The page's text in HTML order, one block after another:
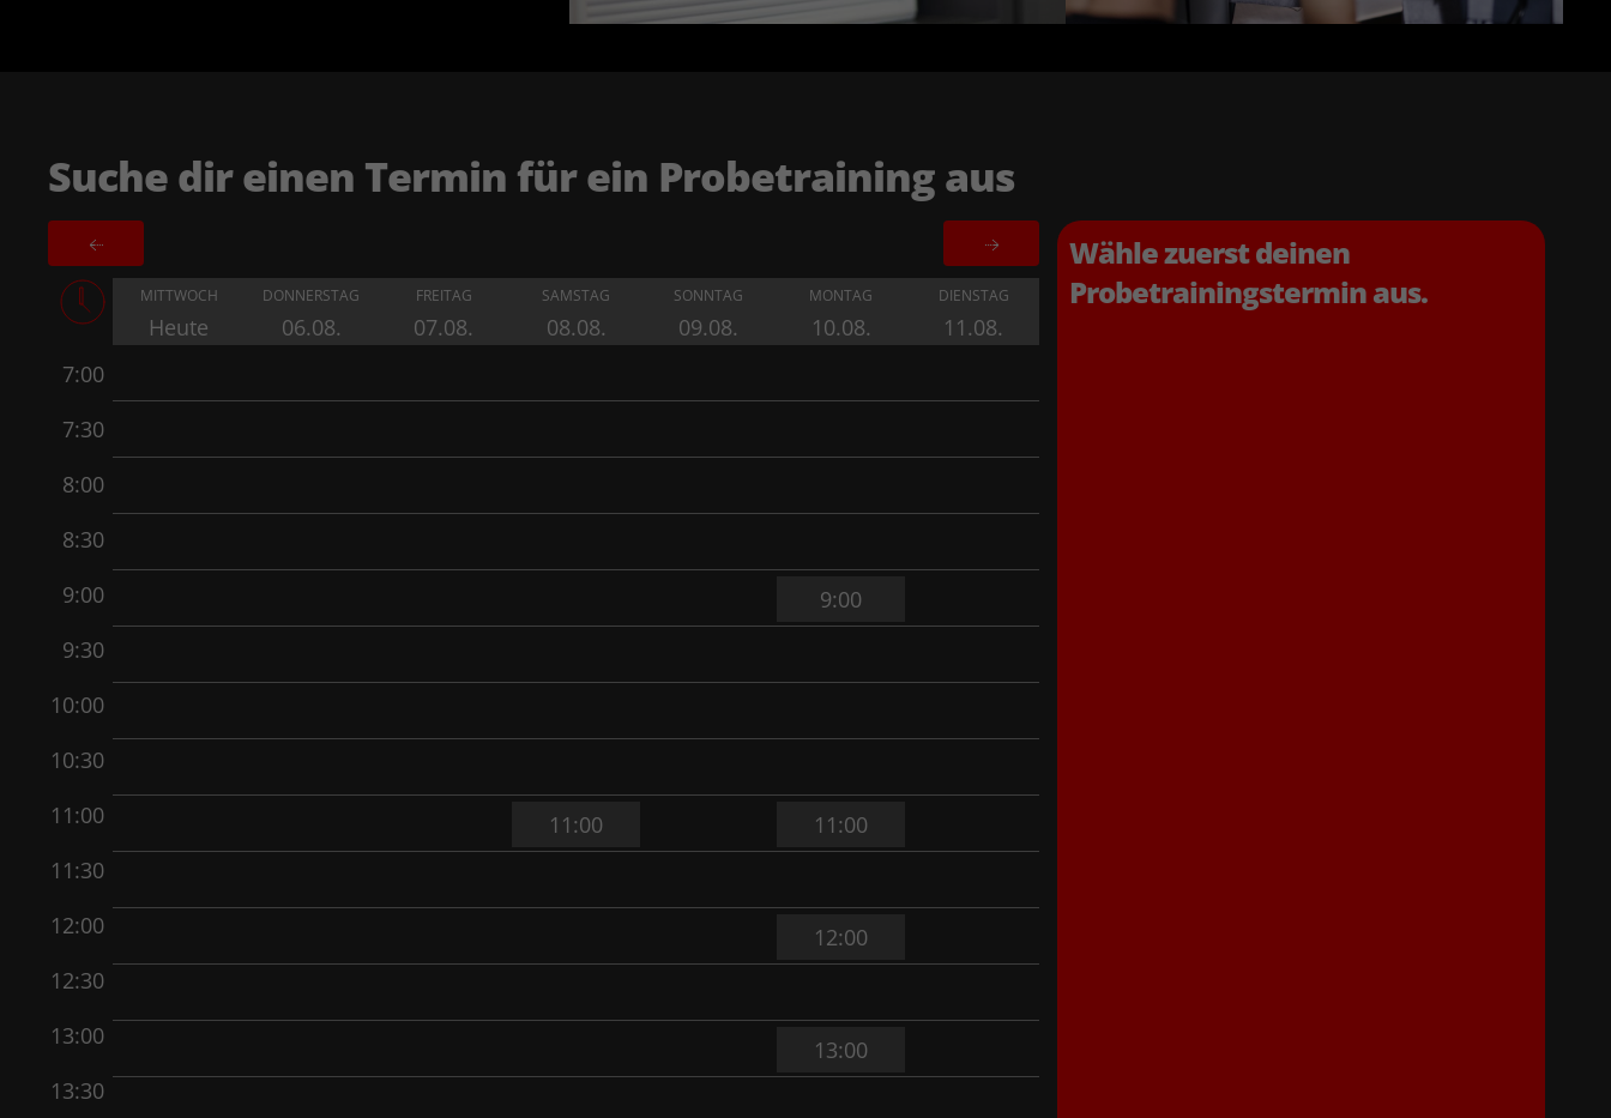
Suche dir einen Termin für ein Probetraining aus
7:00
7:30
8:00
8:30
9:00
9:30
10:00
10:30
11:00
11:30
12:00
12:30
13:00
13:30
MITTWOCH
Heute
DONNERSTAG
06.08.
FREITAG
07.08.
SAMSTAG
08.08.
11:00
SONNTAG
09.08.
MONTAG
10.08.
9:00
11:00
12:00
13:00
DIENSTAG
11.08.
Wähle zuerst deinen
Probetrainingstermin aus.